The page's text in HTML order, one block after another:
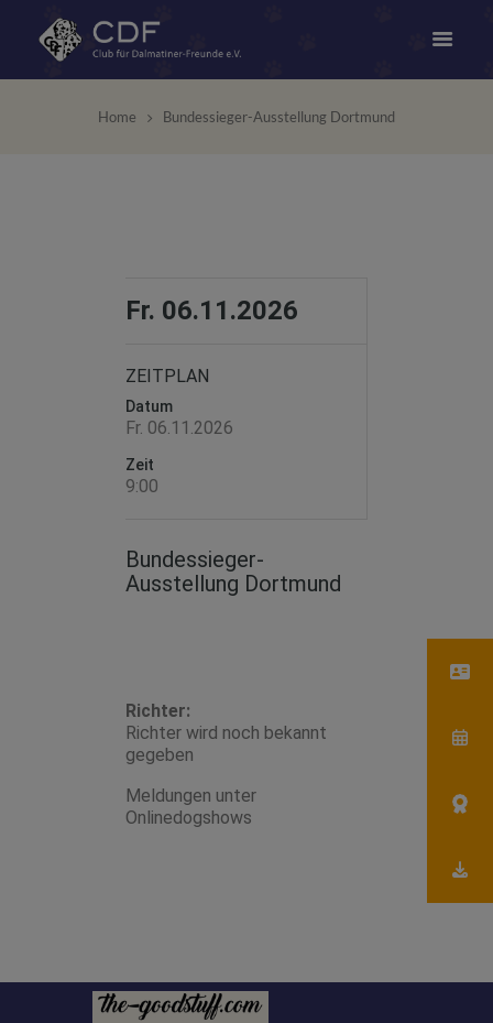
Home Bundessieger-Ausstellung Dortmund
Fr. 06.11.2026
ZEITPLAN
Datum
Fr. 06.11.2026
Zeit
9:00
Bundessieger-
Ausstellung Dortmund
Richter:
Richter wird noch bekannt
gegeben
Meldungen unter
Onlinedogshows